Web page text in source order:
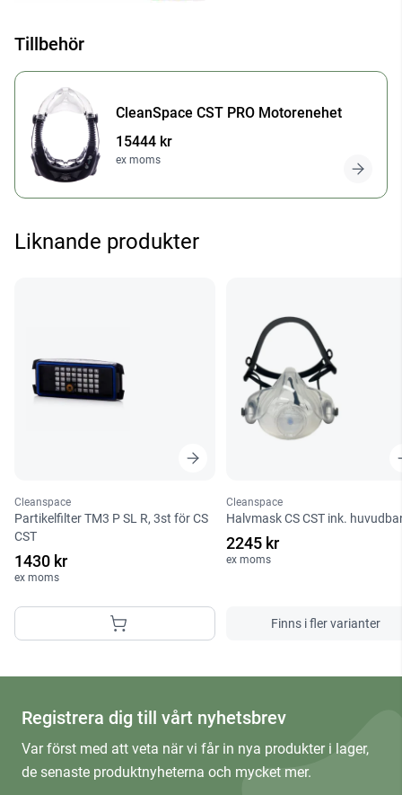
Tillbehör
CleanSpace CST PRO Motorenehet
15444 kr
ex moms
Liknande produkter
Cleanspace
Partikelfilter TM3 P SL R, 3st för CS
CST
1430 kr
ex moms
Cleanspace
Halvmask CS CST ink.
2245 kr
ex moms
Finns i fler varianter
Registrera dig till vårt nyhetsbrev
Var först med att veta när vi får in nya produkter i lager,
de senaste produktnyheterna och mycket mer.